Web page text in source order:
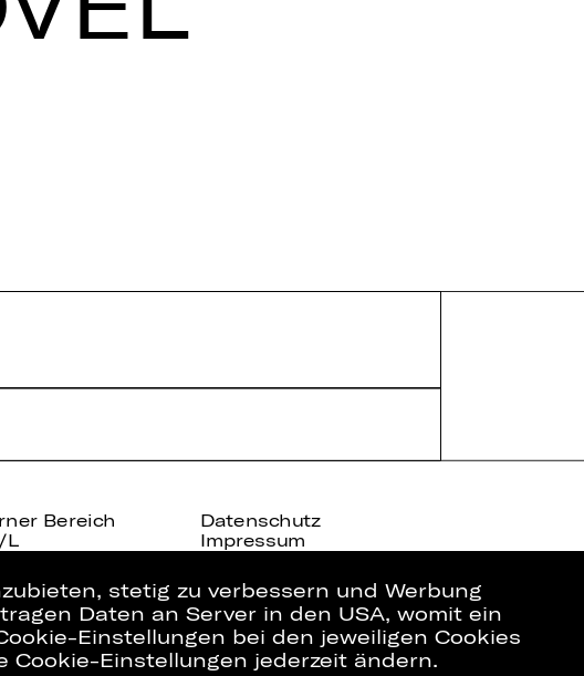
Bereich
L
Datenschutz
Impressum
stetig zu verbessern und Werbung
Daten an Server in den USA, womit ein
Einstellungen bei den jeweiligen Cookies
Cookie-Einstellungen jederzeit ändern.